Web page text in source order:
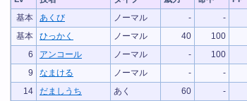
基本
あくび ノーマル - -
基本
ひっかく ノーマル 40 100
6
アンコール ノーマル - 100
9
なまける ノーマル - -
14
だましうち あく 60 -